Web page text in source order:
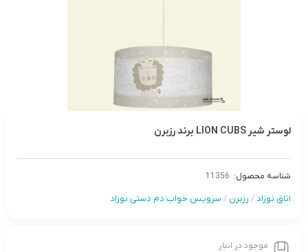
لوستر شیر LION CUBS برند رزبرن
شناسه محصول: 11356
اتاق نوزاد / رزبرن / سرویس خواب دم دستی نوزاد
موجود در انبار